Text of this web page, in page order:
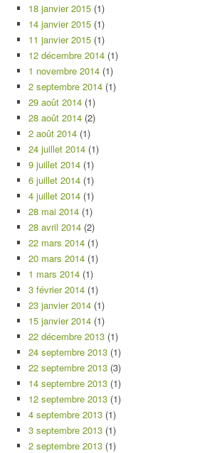
18 janvier 2015 (1)
14 janvier 2015 (1)
11 janvier 2015 (1)
12 décembre 2014 (1)
1 novembre 2014 (1)
2 septembre 2014 (1)
29 août 2014 (1)
28 août 2014 (2)
2 août 2014 (1)
24 juillet 2014 (1)
9 juillet 2014 (1)
6 juillet 2014 (1)
4 juillet 2014 (1)
28 mai 2014 (1)
28 avril 2014 (2)
22 mars 2014 (1)
20 mars 2014 (1)
1 mars 2014 (1)
3 février 2014 (1)
23 janvier 2014 (1)
15 janvier 2014 (1)
22 décembre 2013 (1)
24 septembre 2013 (1)
22 septembre 2013 (3)
14 septembre 2013 (1)
12 septembre 2013 (1)
4 septembre 2013 (1)
3 septembre 2013 (1)
2 septembre 2013 (1)